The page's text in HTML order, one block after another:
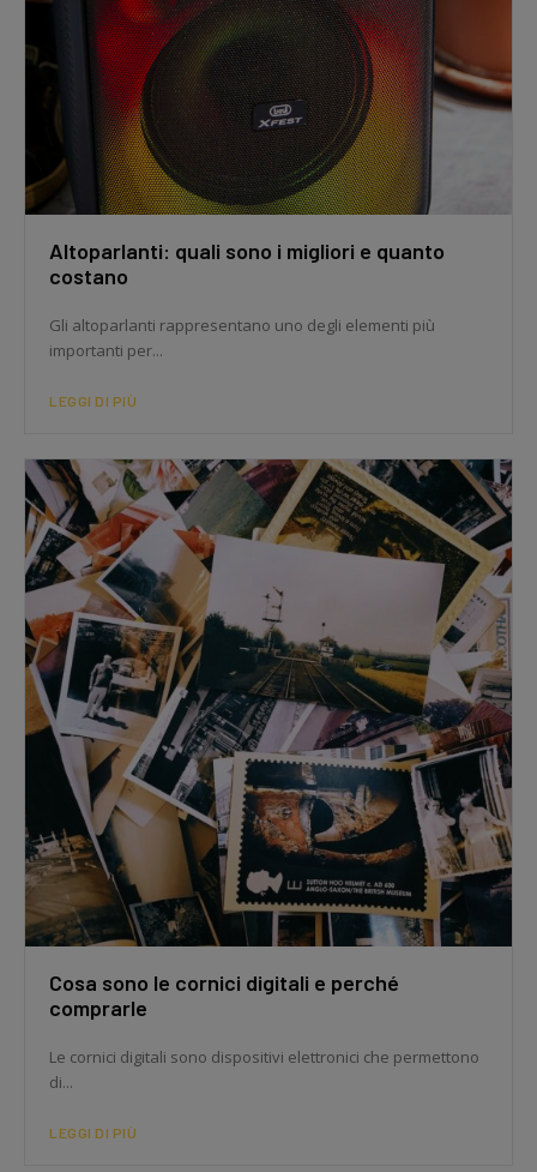
Altoparlanti: quali sono i migliori e quanto
costano
Gli altoparlanti rappresentano uno degli elementi più
importanti per...
LEGGI DI PIÙ
Cosa sono le cornici digitali e perché
comprarle
Le cornici digitali sono dispositivi elettronici che permettono
di...
LEGGI DI PIÙ